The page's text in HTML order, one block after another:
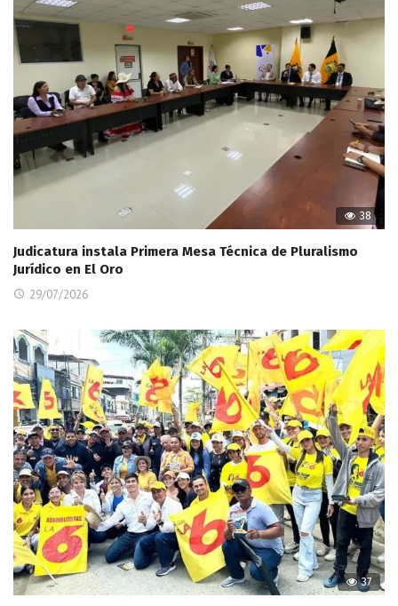
38
Judicatura instala Primera Mesa Técnica de Pluralismo
Jurídico en El Oro
29/07/2026
37